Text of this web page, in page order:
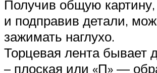
Получив общую
и подправив детали,
зажимать наглухо.
Торцевая лента бывает
– плоская или «П» —